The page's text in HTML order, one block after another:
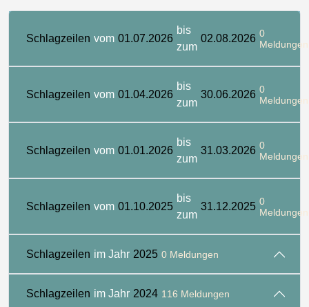
Schlagzeilen vom 01.07.2026
bis
zum
02.08.2026 0
Meldungen
Schlagzeilen vom 01.04.2026
bis
zum
30.06.2026 0
Meldungen
Schlagzeilen vom 01.01.2026
bis
zum
31.03.2026 0
Meldungen
Schlagzeilen vom 01.10.2025
bis
zum
31.12.2025 0
Meldungen
Schlagzeilen im Jahr 2025 0 Meldungen
Schlagzeilen im Jahr 2024 116 Meldungen